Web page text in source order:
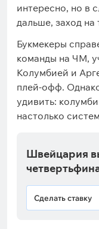
интересно, но в
дальше, заход на
Букмекеры
команды на ЧМ,
Колумбией и
плей-офф.
удивить:
настолько
Швейцария
Сделать ставку